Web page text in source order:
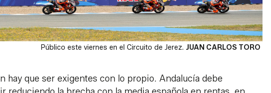
Público este viernes en el Circuito de Jerez. JUAN CARLOS TORO
hay que ser exigentes con lo propio. Andalucía debe